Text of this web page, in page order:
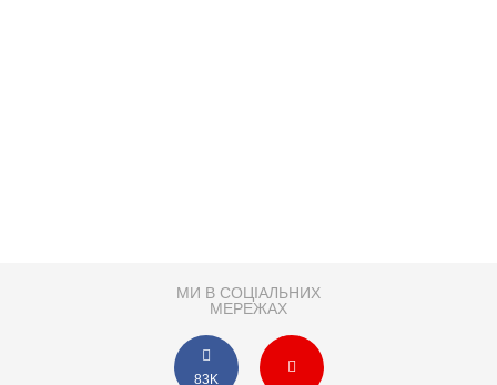
МИ В СОЦІАЛЬНИХ
МЕРЕЖАХ
83K